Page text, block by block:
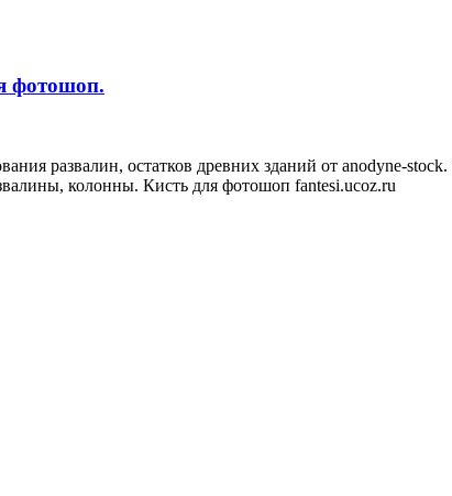
фотошоп.
развалин, остатков древних зданий от anodyne-
колонны. Кисть для фотошоп fantesi.ucoz.ru